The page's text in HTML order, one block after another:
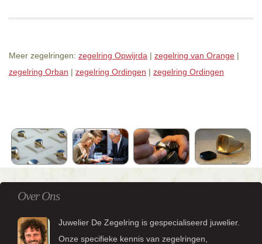
Meer zegelringen: zegelring Opwijrda | zegelring van Orange |
zegelring Orban | zegelring Ordingen | zegelring Ordingen
Over Ons
Juwelier De Zegelring is gespecialiseerd juwelier.
Onze specifieke kennis van zegelringen,